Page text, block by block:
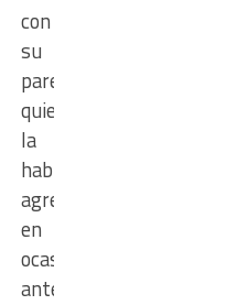
con
su
pareja,
quien
la
había
agredido
en
ocasiones
anteriores